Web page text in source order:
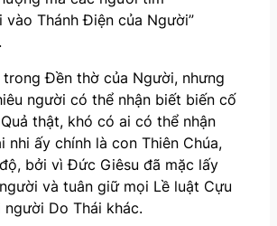
vào Thánh Điện của Người”
trong Đền thờ của Người, nhưng
người có thể nhận biết biến cố
thật, khó có ai có thể nhận
nhi ấy chính là con Thiên Chúa,
bởi vì Đức Giêsu đã mặc lấy
và tuân giữ mọi Lề luật Cựu
Do Thái khác.